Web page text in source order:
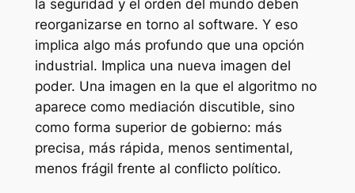
la seguridad y el orden del mundo deben
reorganizarse en torno al software. Y eso
implica algo más profundo que una opción
industrial. Implica una nueva imagen del
poder. Una imagen en la que el algoritmo no
aparece como mediación discutible, sino
como forma superior de gobierno: más
precisa, más rápida, menos sentimental,
menos frágil frente al conflicto político.